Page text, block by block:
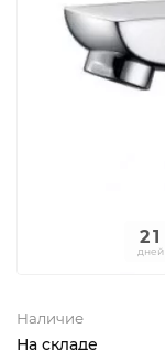
21
дней
Наличие
На складе